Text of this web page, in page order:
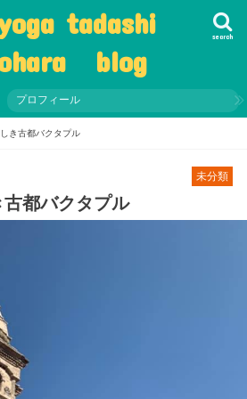
tadashi
blog
search
プロフィール
き古都バクタプル
未分類
都バクタプル